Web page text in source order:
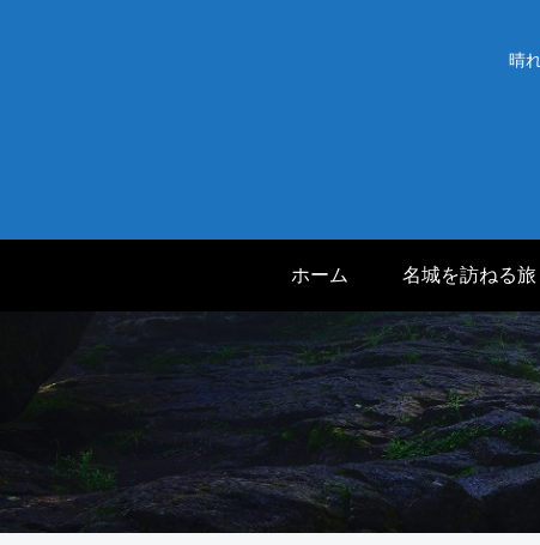
晴
ホーム 名城を訪ねる旅